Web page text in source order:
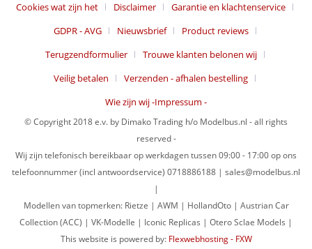
Cookies wat zijn het
Disclaimer
Garantie en klachtenservice
GDPR - AVG
Nieuwsbrief
Product reviews
Terugzendformulier
Trouwe klanten belonen wij
Veilig betalen
Verzenden - afhalen bestelling
Wie zijn wij -Impressum -
© Copyright 2018 e.v. by Dimako Trading h/o Modelbus.nl - all rights
reserved -
Wij zijn telefonisch bereikbaar op werkdagen tussen 09:00 - 17:00 op ons
telefoonnummer (incl antwoordservice) 0718886188 | sales@modelbus.nl
|
Modellen van topmerken: Rietze | AWM | HollandOto | Austrian Car
Collection (ACC) | VK-Modelle | Iconic Replicas | Otero Sclae Models |
This website is powered by: Flexwebhosting - FXW